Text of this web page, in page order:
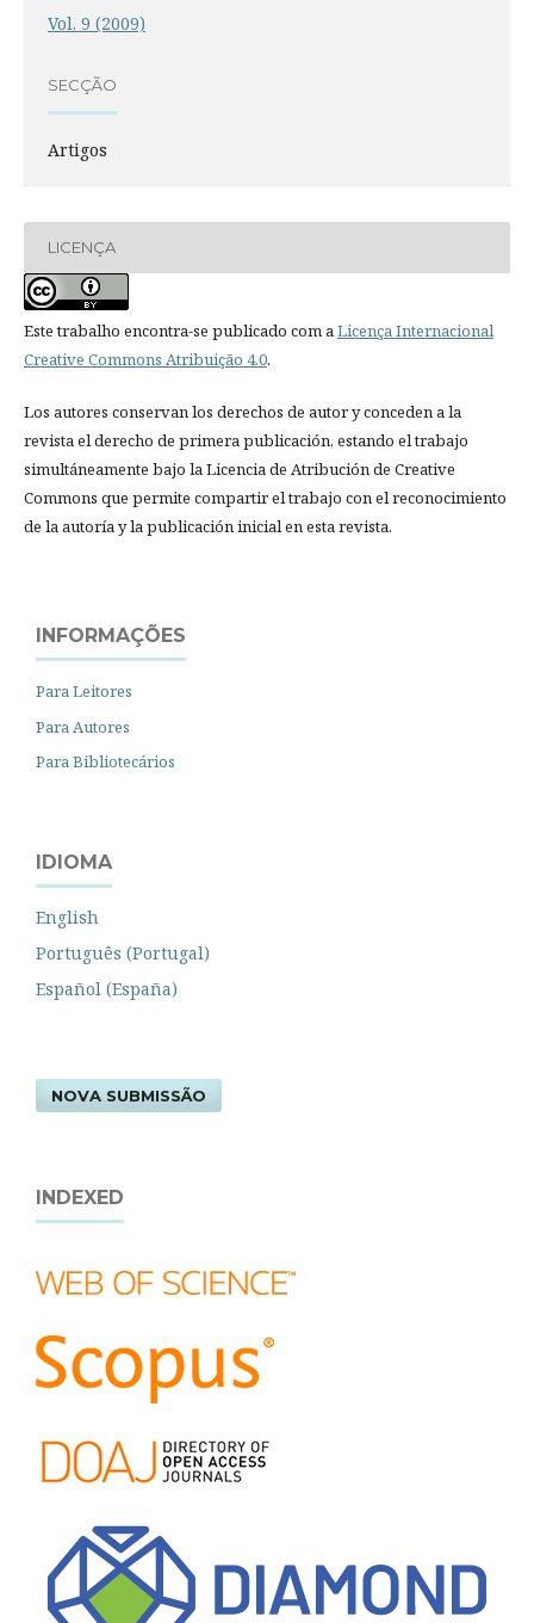
Vol. 9 (2009)
SECÇÃO
Artigos
LICENÇA
Este trabalho encontra-se publicado com a Licença Internacional
Creative Commons Atribuição 4.0.
Los autores conservan los derechos de autor y conceden a la
revista el derecho de primera publicación, estando el trabajo
simultáneamente bajo la Licencia de Atribución de Creative
Commons que permite compartir el trabajo con el reconocimiento
de la autoría y la publicación inicial en esta revista.
INFORMAÇÕES
Para Leitores
Para Autores
Para Bibliotecários
IDIOMA
English
Português (Portugal)
Español (España)
NOVA SUBMISSÃO
INDEXED